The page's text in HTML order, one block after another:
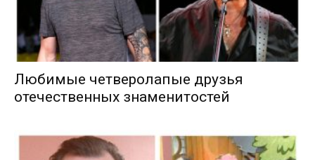
Любимые четверолапые друзья
отечественных знаменитостей